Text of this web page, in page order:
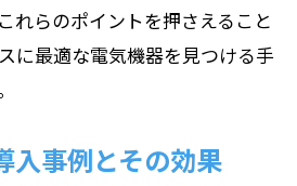
れらのポイントを押さえること
に最適な電気機器を見つける手
入事例とその効果